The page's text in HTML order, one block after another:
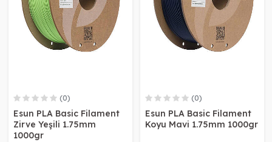
(0)
Esun PLA Basic Filament
Zirve Yeşili 1.75mm
1000gr
(0)
Esun PLA Basic Filament
Koyu Mavi 1.75mm 1000gr